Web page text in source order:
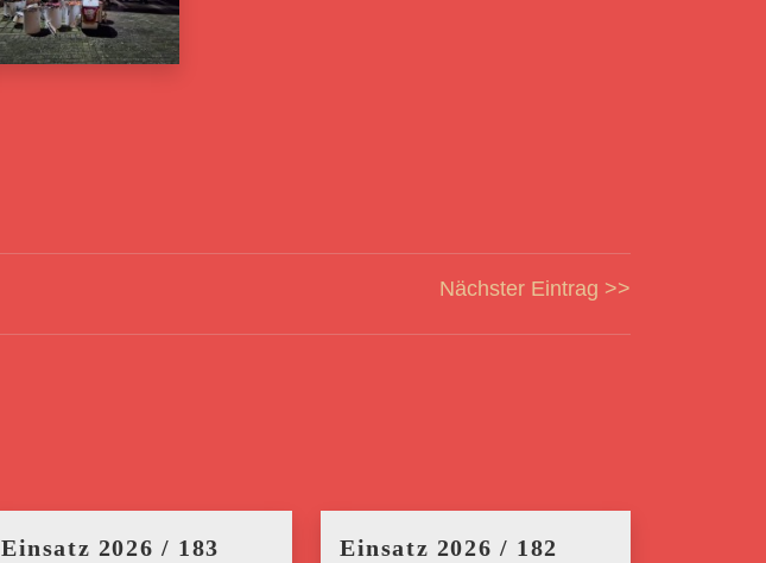
Nächster Eintrag >>
Einsatz 2026 / 183 Einsatz 2026 / 182